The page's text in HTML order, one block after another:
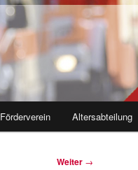
Förderverein Altersabteilung
Weiter →